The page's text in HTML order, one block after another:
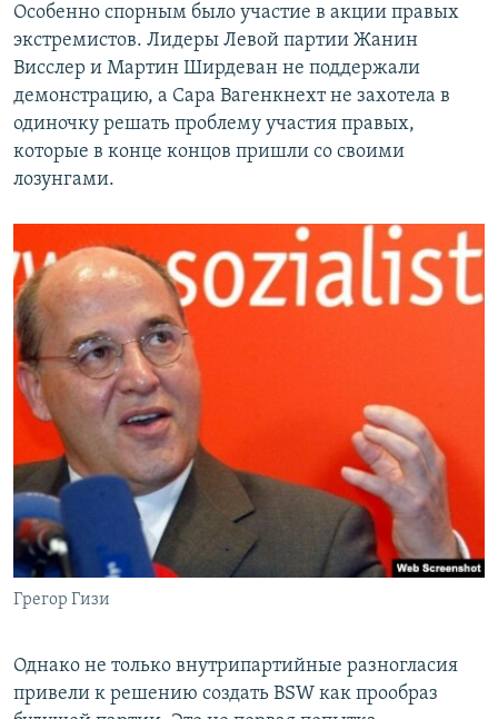
Особенно спорным было участие в акции правых
экстремистов. Лидеры Левой партии Жанин
Висслер и Мартин Ширдеван не поддержали
демонстрацию, а Сара Вагенкнехт не захотела в
одиночку решать проблему участия правых,
которые в конце концов пришли со своими
лозунгами.
Грегор Гизи
Однако не только внутрипартийные разногласия
привели к решению создать BSW как прообраз